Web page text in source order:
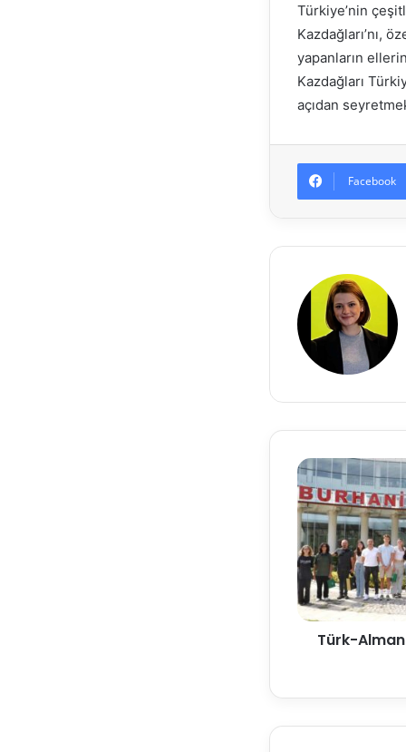
Türkiye’nin
Kazdağları’nı,
yapanların
Kazdağları
açıdan
Facebook
Türk-